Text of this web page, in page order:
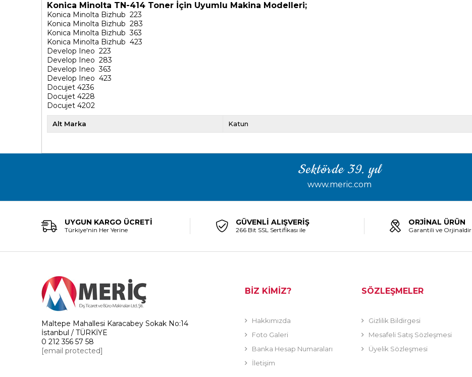
Konica Minolta TN-414 Toner İçin Uyumlu Makina Modelleri;
Konica Minolta Bizhub 223
Konica Minolta Bizhub 283
Konica Minolta Bizhub 363
Konica Minolta Bizhub 423
Develop Ineo 223
Develop Ineo 283
Develop Ineo 363
Develop Ineo 423
Docujet 4236
Docujet 4228
Docujet 4202
Alt Marka Katun
Sektörde 39. yıl
www.meric.com
UYGUN KARGO ÜCRETİ
Türkiye'nin Her Yerine
GÜVENLİ ALIŞVERİŞ
266 Bit SSL Sertifikası ile
ORJİNAL ÜRÜN
Garantili ve Orjinaldir
Maltepe Mahallesi Karacabey Sokak No:14
İstanbul / TÜRKİYE
0 212 356 57 58
[email protected]
BİZ KİMİZ?
Hakkımızda
Foto Galeri
Banka Hesap Numaraları
İletişim
SÖZLEŞMELER
Gizlilik Bildirgesi
Mesafeli Satış Sözleşmesi
Üyelik Sözleşmesi